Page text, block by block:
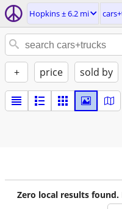
Hopkins ± 6.2 mi
+ price sold by
Zero local results